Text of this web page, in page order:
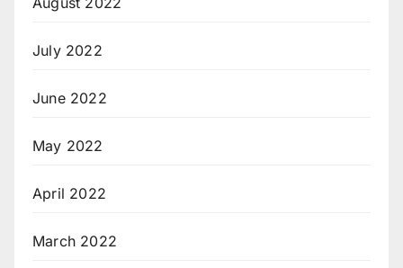
July 2022
June 2022
May 2022
April 2022
March 2022